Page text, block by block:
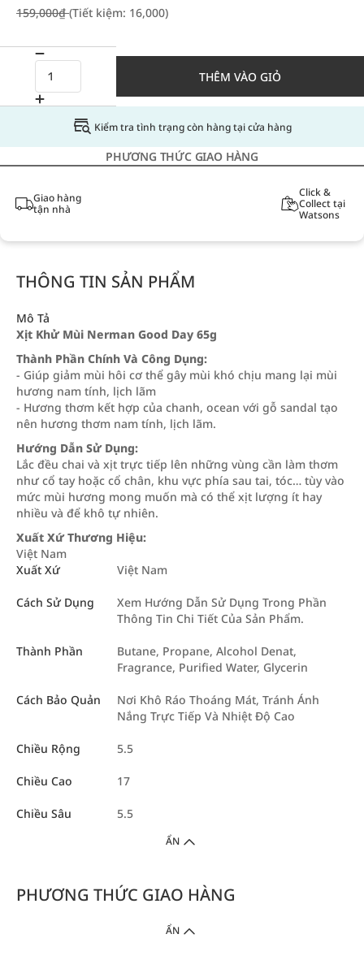
159,000₫(Tiết kiệm: 16,000)
THÊM VÀO GIỎ
Kiểm tra tình trạng còn hàng tại cửa hàng
PHƯƠNG THỨC GIAO HÀNG
Giao hàng
tận nhà
Click &
Collect tại
Watsons
THÔNG TIN SẢN PHẨM
Mô Tả
Xịt Khử Mùi Nerman Good Day 65g
Thành Phần Chính Và Công Dụng:
- Giúp giảm mùi hôi cơ thể gây mùi khó chịu mang lại mùi
hương nam tính, lịch lãm
- Hương thơm kết hợp của chanh, ocean với gỗ sandal tạo
nên hương thơm nam tính, lịch lãm.
Hướng Dẫn Sử Dụng:
Lắc đều chai và xịt trực tiếp lên những vùng cần làm thơm
như cổ tay hoặc cổ chân, khu vực phía sau tai, tóc… tùy vào
mức mùi hương mong muốn mà có thể xịt lượng ít hay
nhiều và để khô tự nhiên.
Xuất Xứ Thương Hiệu:
Việt Nam
Xuất Xứ
Việt Nam
Cách Sử Dụng
Xem Hướng Dẫn Sử Dụng Trong Phần
Thông Tin Chi Tiết Của Sản Phẩm.
Thành Phần
Butane, Propane, Alcohol Denat,
Fragrance, Purified Water, Glycerin
Cách Bảo Quản
Nơi Khô Ráo Thoáng Mát, Tránh Ánh
Nắng Trực Tiếp Và Nhiệt Độ Cao
Chiều Rộng 5.5
Chiều Cao 17
Chiều Sâu 5.5
ẨN
PHƯƠNG THỨC GIAO HÀNG
ẨN